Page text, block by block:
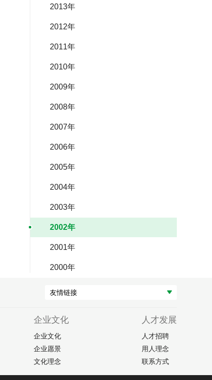
2013年
2012年
2011年
2010年
2009年
2008年
2007年
2006年
2005年
2004年
2003年
2002年
2001年
2000年
友情链接
企业文化
企业文化
企业愿景
文化理念
人才发展
人才招聘
用人理念
联系方式